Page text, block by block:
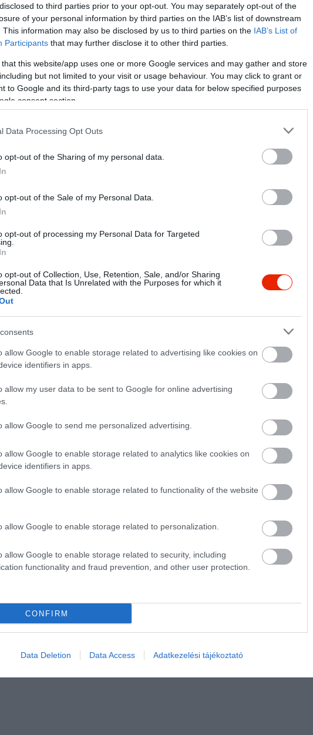
to third parties prior to your opt-out. You may separately opt-out of the
of your personal information by third parties on the IAB’s list of downstream
This information may also be disclosed by us to third parties on the IAB’s List of
Participants that may further disclose it to other third parties.
that this website/app uses one or more Google services and may gather and store
but not limited to your visit or usage behaviour. You may click to grant or
to Google and its third-party tags to use your data for below specified purposes
consent section.
Data Processing Opt Outs
opt-out of the Sharing of my personal data.
opt-out of the Sale of my Personal Data.
opt-out of processing my Personal Data for Targeted
opt-out of Collection, Use, Retention, Sale, and/or Sharing
Data that Is Unrelated with the Purposes for which it
allow Google to enable storage related to advertising like cookies on
identifiers in apps.
allow my user data to be sent to Google for online advertising
allow Google to send me personalized advertising.
allow Google to enable storage related to analytics like cookies on
identifiers in apps.
allow Google to enable storage related to functionality of the website
allow Google to enable storage related to personalization.
allow Google to enable storage related to security, including
functionality and fraud prevention, and other user protection.
CONFIRM
Data Deletion Data Access Adatkezelési tájékoztató
ételek, nagyon szeretjük.A kiülő szuper, de bent sem rossz, főleg a
a prímet. Köszi Blöff.